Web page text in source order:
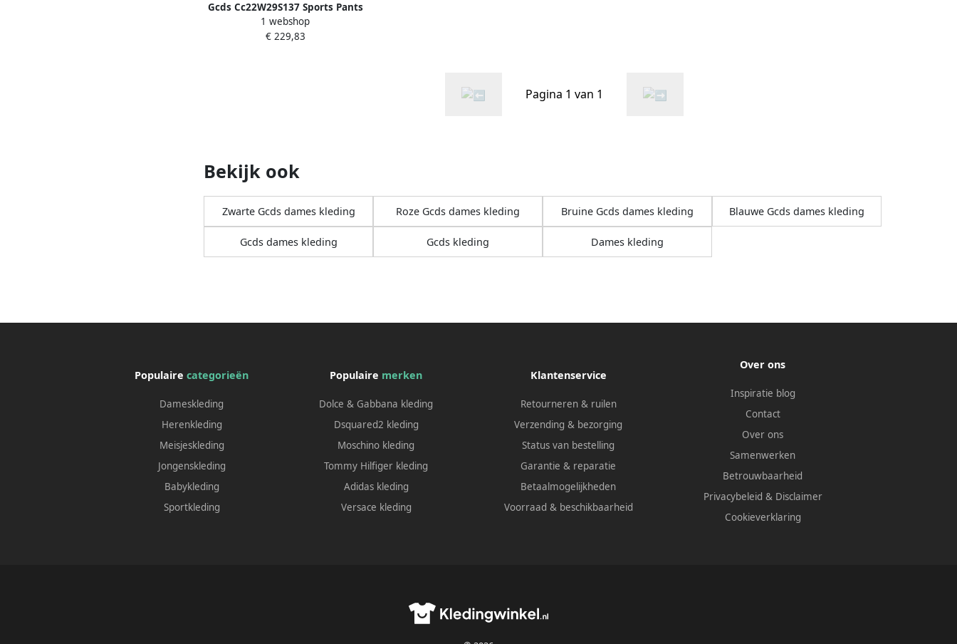
Gcds Cc22W29S137 Sports Pants
Wit Dames
1 webshop
€ 229,83
Pagina 1 van 1
Bekijk ook
Zwarte Gcds dames kleding Roze Gcds dames kleding Bruine Gcds dames kleding Blauwe Gcds dames kleding
Gcds dames kleding Gcds kleding Dames kleding
Populairecategorieën
Dameskleding
Herenkleding
Meisjeskleding
Jongenskleding
Babykleding
Sportkleding
Populaire merken
Dolce & Gabbana kleding
Dsquared2 kleding
Moschino kleding
Tommy Hilfiger kleding
Adidas kleding
Versace kleding
Klantenservice
Retourneren & ruilen
Verzending & bezorging
Status van bestelling
Garantie & reparatie
Betaalmogelijkheden
Voorraad & beschikbaarheid
Over ons
Inspiratie blog
Contact
Over ons
Samenwerken
Betrouwbaarheid
Privacybeleid & Disclaimer
Cookieverklaring